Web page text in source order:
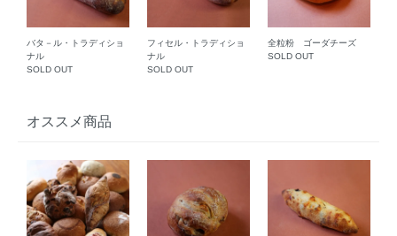
バタ－ル・トラディショ
ナル
SOLD OUT
フィセル・トラディショ
ナル
SOLD OUT
全粒粉 ゴーダチーズ
SOLD OUT
オススメ商品